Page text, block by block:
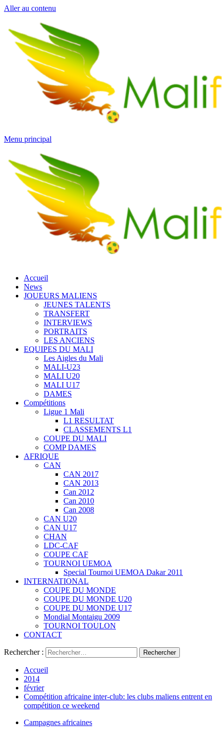
Aller au contenu
Menu principal
Accueil
News
JOUEURS MALIENS
JEUNES TALENTS
TRANSFERT
INTERVIEWS
PORTRAITS
LES ANCIENS
EQUIPES DU MALI
Les Aigles du Mali
MALI-U23
MALI U20
MALI U17
DAMES
Compétitions
Ligue 1 Mali
L1 RESULTAT
CLASSEMENTS L1
COUPE DU MALI
COMP DAMES
AFRIQUE
CAN
CAN 2017
CAN 2013
Can 2012
Can 2010
Can 2008
CAN U20
CAN U17
CHAN
LDC-CAF
COUPE CAF
TOURNOI UEMOA
Special Tournoi UEMOA Dakar 2011
INTERNATIONAL
COUPE DU MONDE
COUPE DU MONDE U20
COUPE DU MONDE U17
Mondial Montaigu 2009
TOURNOI TOULON
CONTACT
Rechercher :
Accueil
2014
février
Compétition africaine inter-club: les clubs maliens entrent en
compétition ce weekend
Campagnes africaines